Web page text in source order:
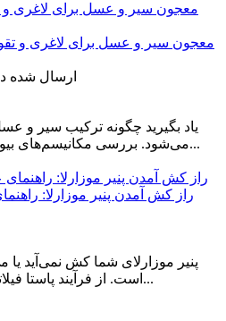
معجون سیر و عسل برای لاغری و
ارسال شده
یاد بگیرید چگونه ترکیب سیر و
می‌شود. بررسی مکانیسم‌های بیوشیمیایی و روش تهیه معجون...
راز کش آمدن پنیر موزارلا:
پنیر موزارلای شما کش نمی‌آید یا
است. از فرآیند پاستا فیلاتا تا نقش «کهنگی» و قندها در...